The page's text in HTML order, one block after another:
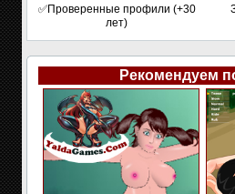
✅Проверенные профили (+30
лет)
Рекомендуем